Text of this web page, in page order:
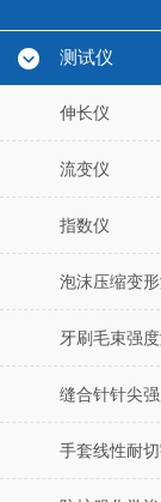
测试仪
伸长仪
流变仪
指数仪
泡沫压缩变
牙刷毛束强
缝合针针尖
手套线性耐